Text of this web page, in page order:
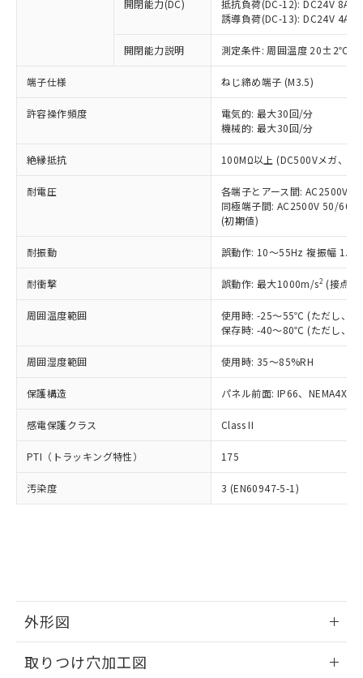
開閉能力(DC)
抵抗負荷(DC-12): DC24V 8A/
誘導負荷(DC-13): DC24V 4A/
開閉能力説明 測定条件: 周囲温度 20±2℃、
端子仕様 ねじ締め端子 (M3.5)
許容操作頻度
電気的: 最大30回/分
機械的: 最大30回/分
絶縁抵抗 100MΩ以上 (DC500Vメガ、点
耐電圧
各端子とアース間: AC2500V
同極端子間: AC2500V 50/
(初期値)
耐振動 誤動作: 10～55Hz 複振幅
耐衝撃 誤動作: 最大1000m/s2 (接点
周囲温度範囲
使用時: -25～55℃ (ただし、氷
保存時: -40～80℃ (ただし、氷
周囲湿度範囲 使用時: 35～85%RH
保護構造 パネル前面: IP66、NEMA4X,
感電保護クラス Class II
PTI（トラッキング特性） 175
汚染度 3 (EN60947-5-1)
外形図
取りつけ穴加工図
ことをご了承ください。
在庫状況および標準価格照会結果は、
記載している更新日時点での社内デー
タに基づき作成されるものであり、閲
覧された時点での実際の在庫および標
準価格とは異なる場合があることをご
正式な納期状況および標準価格はお客
様のお取引先、またはお客様担当のオ
ムロン制御機器販売店・当社販売員に
オムロン制御機器販売店や当社販売拠
販売ネットワーク
」をご確認
在庫状況および標準価格結果を当社の
事前の承諾なく第三者に漏洩または開
示しないようお願いします。
マイパーツ機能（部品リスト作成サー
ビス）をご利用いただくには、I-Web
メンバーズにご登録されている必要が
お客様が当ウェブサイト上で当社にご
登録された部品リストについて、当社
および当社の共同利用者が、当社の製
品・サービスに関するお客様との取
引・商談に必要な範囲で利用すること
をご了承ください。
※当社の共同利用者とは、"個人情報
の「1.共同利
用者の範囲」に記載されている法人を
むを得ず変更することがあります。
*EU RoHS指令（10物質）：
鉛(Pb) 1000ppm以下、 水銀(Hg) 1000ppm以下、 カド
ミウム(Cd) 100ppm以下、
六価クロム(Cr(Ⅵ)) 1000ppm以下、ポリ臭化ビフェニル
類(PBB) 1000ppm以下、ポリ臭化ジフェニルエーテル類
(PBDE) 1000ppm以下、フタル酸ビス(2-エチルヘキシ
ル) (DEHP)(別名：DOP) 1000ppm以下、フタル酸ブチ
(DIBP) 1000ppm以下
但し、RoHS指令で産業用監視および制御機器に対する
フタル酸エステル類の４物質については閾値を超える意
図的な使用がないことを確認しています。
部品在庫の切り替え状況などにより、予定
月が前後することがあります。
※3 非含有証明書ダウンロード
下記の非含有証明書をダウンロードするこ
とができます。
EU RoHS指令（10物質）の非含有証明書
51物質の非含有証明書（当社基準）
※本証明書は発行日時点で非含有を証明す
欄に対応日を記載しておりました。
既に当社にて対応品への在庫切替を完了
り、2022年1月12日より割愛しておりま
す。
「－」：未確認です。当社販売部門へお問
*中国RoHS10物質の基準値 (GB/T26572)：
Pb(鉛) :1000ppm、 Hg(水銀) : 1000ppm、 Cd(カドミウ
ニル類) : 1000ppm、 PBDEs(ポリ臭化ジフェニルエーテ
DBP(フタル酸ジブチル) : 1000ppm、 DIBP(フタル酸ジ
イソブチル) : 1000ppm、 BBP(フタル酸ブチルベンジ
ル) : 1000ppm、
DEHP(フタル酸ビス(2-エチルヘキシル)) : 1000ppm
「ｅ」：有害物質（10物質）のすべてが基
準値以下であることを示します。
「10」：通常の使用状況下において有害物
質が外部に漏えいし、環境に深刻な影響を
及ぼさない年数を意味します。
「－」：未確認です。当社販売部門へお問
い合わせください。
当社は、これら貴社製品のうち、外国
為替および外国貿易法に定める商品
（以下｢規制貨物等」という）を輸出
または国外への提供する場合は、日本
国政府の輸出許可(または役務取引許
可)を取得するなどの必要な手続きを
当社は規制貨物を破棄する場合は、完
全に破砕するなど、違法に輸出されな
いよう必要な手段を講じます。
当社は貴社製品を、核兵器、ミサイ
ル、化学兵器、生物兵器またはその他
武器並びにこれらの製造装置等に一切
当社は、貴社製品を第三者に販売する
場合は、上記1、2および3の内容を当
該第三者に通知します。また当社は、
販売先および販売に係わる関係者が違
法に輸出するおそれがある場合は、取
り引きをいたしません。
○ 一定数以上の在庫あり
一定数には満たないが在庫あり
在庫なし(最新の在庫状況につ
いては、お客様のお取引先、ま
たはお客様担当のオムロン制御
機器販売店・当社販売員にご確
白
受注生産機種、また在庫状況の
情報を公開していない機種